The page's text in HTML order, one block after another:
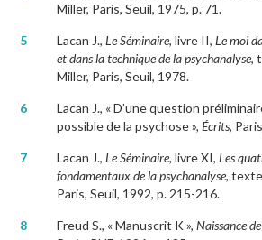
Miller, Paris, Seuil, 1975, p. 71.
5 Lacan J.,Le Séminaire, livre II,Le moi
et dans la technique de la psychanalyse,
Miller, Paris, Seuil, 1978.
6
Lacan J., « D’une question
possible de la psychose »,Écrits,
7 Lacan J.,Le Séminaire,livre XI, Les
fondamentaux de la psychanalyse,
Paris, Seuil, 1992, p. 215-216.
8 Freud S., « Manuscrit K »,Naissance